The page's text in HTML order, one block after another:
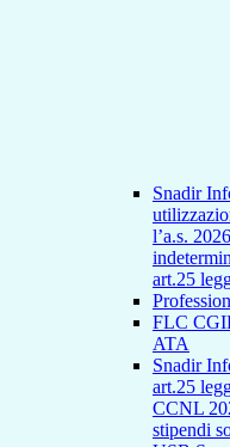
Snadir
l’a.s.
art.25
FLC
ATA
Snadir
art.25
CCNL
stipendi